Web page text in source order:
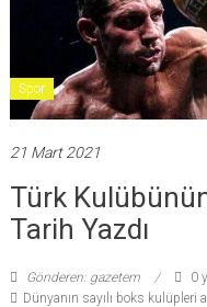
Spor
21 Mart 2021
Türk
Tarih Yazdı
Gönderen: gazetem
0
Dünyanın sayılı boks kulüpleri